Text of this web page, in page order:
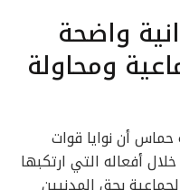
واضحة
ومحاولة
أن نوايا قوات
أفعاله التي ارتكبها